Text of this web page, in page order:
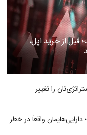
قبل از خرید اپل،
را تغییر
واقعاً در خطر